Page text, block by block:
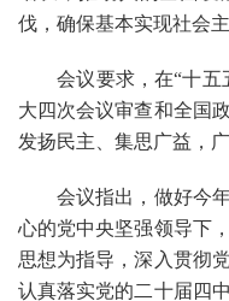
伐，确保基本实现社会
会议要求，在“十五
大四次会议审查和全国
发扬民主、集思广益，
会议指出，做好今年
心的党中央坚强领导下
思想为指导，深入贯彻
认真落实党的二十届四